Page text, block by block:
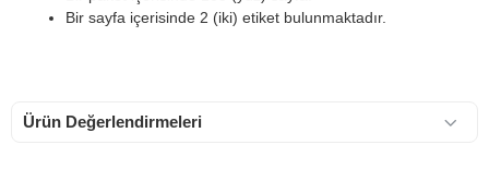
Bir sayfa içerisinde 2 (iki) etiket bulunmaktadır.
Ürün Değerlendirmeleri